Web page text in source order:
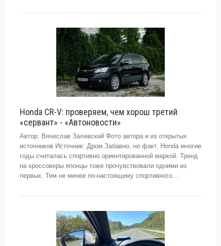
Honda CR-V: проверяем, чем хорош третий
«сервант» - «Автоновости»
Автор: Вячеслав Залевский Фото автора и из открытых
источников Источник: Дром Забавно, но факт. Honda многие
годы считалась спортивно ориентированной маркой. Тренд
на кроссоверы японцы тоже прочувствовали одними из
первых. Тем не менее по-настоящему спортивного...